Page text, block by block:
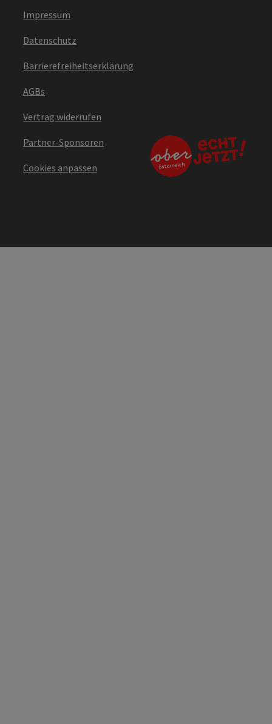
Impressum
Datenschutz
Barrierefreiheitserklärung
AGBs
Vertrag widerrufen
Partner-Sponsoren
Cookies anpassen